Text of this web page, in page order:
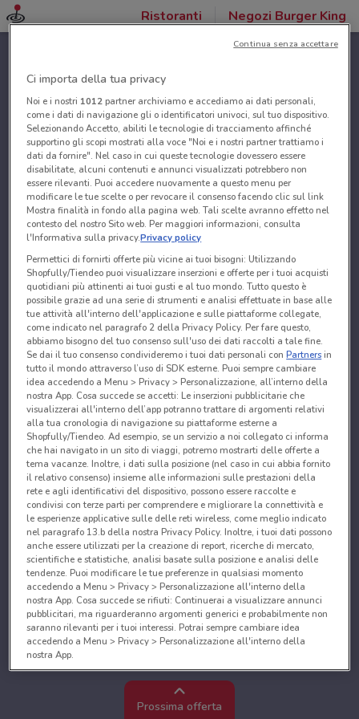
Ristoranti Negozi Burger King
Prossima offerta
Ci importa della tua privacy
Noi e i nostri 1012partner archiviamo e accediamo ai dati personali,
come i dati di navigazione gli o identificatori univoci, sul tuo dispositivo.
Selezionando Accetto, abiliti le tecnologie di tracciamento affinché
supportino gli scopi mostrati alla voce "Noi e i nostri partner trattiamo i
dati da fornire". Nel caso in cui queste tecnologie dovessero essere
disabilitate, alcuni contenuti e annunci visualizzati potrebbero non
essere rilevanti. Puoi accedere nuovamente a questo menu per
modificare le tue scelte o per revocare il consenso facendo clic sul link
Mostra finalità in fondo alla pagina web. Tali scelte avranno effetto nel
contesto del nostro Sito web. Per maggiori informazioni, consulta
l'Informativa sulla privacy.Privacy policy
Permettici di fornirti offerte più vicine ai tuoi bisogni: Utilizzando
Shopfully/Tiendeo puoi visualizzare inserzioni e offerte per i tuoi acquisti
quotidiani più attinenti ai tuoi gusti e al tuo mondo. Tutto questo è
possibile grazie ad una serie di strumenti e analisi effettuate in base alle
tue attività all'interno dell'applicazione e sulle piattaforme collegate,
come indicato nel paragrafo 2 della Privacy Policy. Per fare questo,
abbiamo bisogno del tuo consenso sull'uso dei dati raccolti a tale fine.
Se dai il tuo consenso condivideremo i tuoi dati personali conPartnersin
tutto il mondo attraverso l’uso di SDK esterne. Puoi sempre cambiare
idea accedendo a Menu > Privacy > Personalizzazione, all’interno della
nostra App. Cosa succede se accetti: Le inserzioni pubblicitarie che
visualizzerai all'interno dell’app potranno trattare di argomenti relativi
alla tua cronologia di navigazione su piattaforme esterne a
Shopfully/Tiendeo. Ad esempio, se un servizio a noi collegato ci informa
che hai navigato in un sito di viaggi, potremo mostrarti delle offerte a
tema vacanze. Inoltre, i dati sulla posizione (nel caso in cui abbia fornito
il relativo consenso) insieme alle informazioni sulle prestazioni della
rete e agli identificativi del dispositivo, possono essere raccolte e
condivisi con terze parti per comprendere e migliorare la connettività e
le esperienze applicative sulle delle reti wireless, come meglio indicato
nel paragrafo 13.b della nostra Privacy Policy. Inoltre, i tuoi dati possono
anche essere utilizzati per la creazione di report, ricerche di mercato,
scientifiche e statistiche, analisi basate sulla posizione e analisi delle
tendenze. Puoi modificare le tue preferenze in qualsiasi momento
accedendo a Menu > Privacy > Personalizzazione all'interno della
nostra App. Cosa succede se rifiuti: Continuerai a visualizzare annunci
pubblicitari, ma riguarderanno argomenti generici e probabilmente non
saranno rilevanti per i tuoi interessi. Potrai sempre cambiare idea
accedendo a Menu > Privacy > Personalizzazione all'interno della
nostra App.
Noi e i nostri partner trattiamo i dati per fornire:
Utilizzare dati di geolocalizzazione precisi. Scansione attiva delle
caratteristiche del dispositivo ai fini dell’identificazione. Archiviare
Continua senza accettare